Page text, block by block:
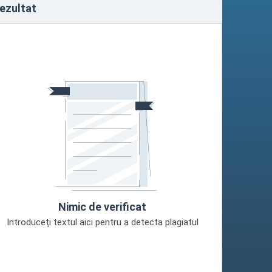
Nimic de verificat
Introduceți textul aici pentru a detecta plagiatul